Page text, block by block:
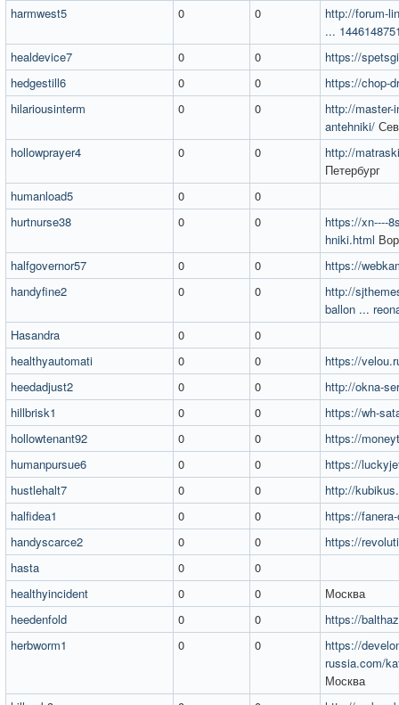
harmwest5
0 0
http://forum-
...
healdevice7
0 0
https://
hedgestill6
0 0
https://chop-
hilariousinterm
0 0
http://master-
antehniki/
hollowprayer4
0 0
http://
Петербург
humanload5
0
0
hurtnurse38
0 0
https://xn----
hniki.html
halfgovernor57
0 0
https://
handyfine2
0 0
http://
ballon ...
Hasandra
0
0
healthyautomati
0 0
https://
heedadjust2
0 0
http://okna-
hillbrisk1
0 0
https://wh-
hollowtenant92
0 0
https://
humanpursue6
0 0
https://
hustlehalt7
0 0
http://
halfidea1
0 0
https://
handyscarce2
0 0
https://
hasta
0
0
healthyincident
0 0
Москва
heedenfold
0 0
https://
herbworm1
0 0
https://
russia.com/
Москва